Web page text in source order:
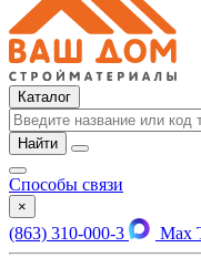
Каталог
Найти
Способы связи
×
(863) 310-000-3 Max